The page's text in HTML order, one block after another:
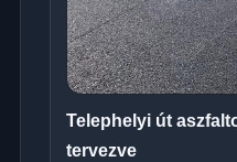
Telephelyi út
tervezve